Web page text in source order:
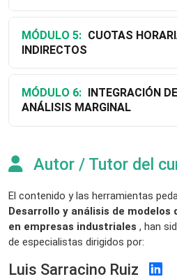
MÓDULO 5:
INDIRECTOS
MÓDULO 6:
ANÁLISIS MARGINAL
Autor / Tutor del
El contenido y las herramientas
Desarrollo y análisis de modelos
en empresas industriales , han
de especialistas dirigidos por:
Luis Sarracino Ruiz